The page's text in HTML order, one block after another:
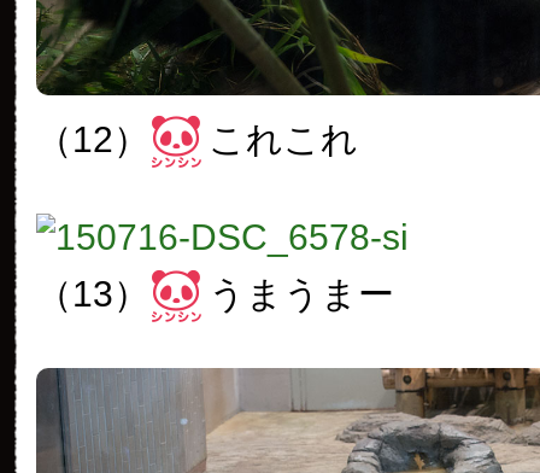
（12） これこれ
（13） うまうまー